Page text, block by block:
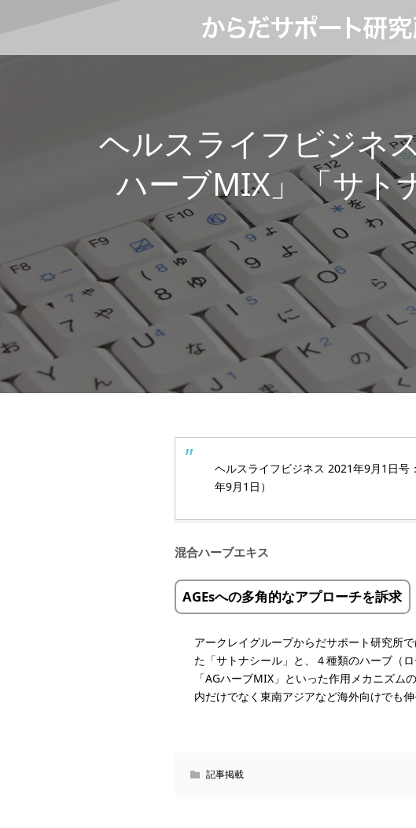
ヘルスライフビジネ
ハーブMIX」「サト
ヘルスライフビジネス 2021年9月1日号
年9月1日）
混合ハーブエキス
AGEsへの多角的なアプローチを訴求
アークレイグループからだサポート研究所
た「サトナシール」と、４種類のハーブ（
「AGハーブMIX」といった作用メカニズ
内だけでなく東南アジアなど海外向けでも伸
記事掲載